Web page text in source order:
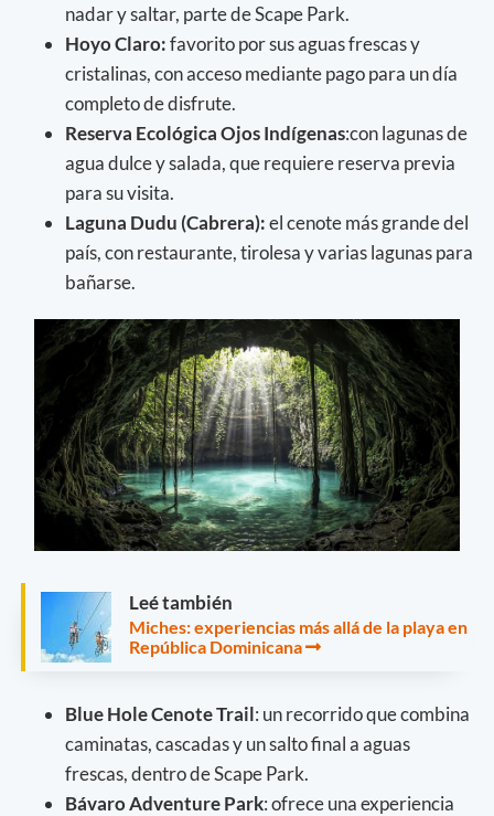
nadar y saltar, parte de Scape Park.
Hoyo Claro:favorito por sus aguas frescas y
cristalinas, con acceso mediante pago para un día
completo de disfrute.
Reserva Ecológica Ojos Indígenas:con lagunas de
agua dulce y salada, que requiere reserva previa
para su visita.
Laguna Dudu (Cabrera):el cenote más grande del
país, con restaurante, tirolesa y varias lagunas para
bañarse.
Leé también
Miches: experiencias más allá de la playa en
República Dominicana
Blue Hole Cenote Trail: un recorrido que combina
caminatas, cascadas y un salto final a aguas
frescas, dentro de Scape Park.
Bávaro Adventure Park: ofrece una experiencia